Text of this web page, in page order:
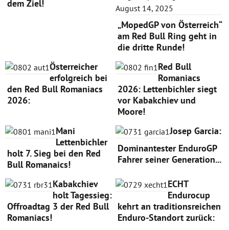
dem Ziel!
„MopedGP von Österreich“
am Red Bull Ring geht in
die dritte Runde!
Österreicher
erfolgreich bei
den Red Bull Romaniacs
2026:
Red Bull
Romaniacs
2026: Lettenbichler siegt
vor Kabakchiev und
Moore!
Mani
Lettenbichler
holt 7. Sieg bei den Red
Bull Romanaics!
Josep Garcia:
Dominantester EnduroGP
Fahrer seiner Generation...
Kabakchiev
holt Tagessieg:
Offroadtag 3 der Red Bull
Romaniacs!
ECHT
Endurocup
kehrt an traditionsreichen
Enduro-Standort zurück: